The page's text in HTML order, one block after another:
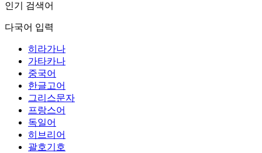
인기 검색어
다국어 입력
히라가나
가타카나
중국어
한글고어
그리스문자
프랑스어
독일어
히브리어
괄호기호